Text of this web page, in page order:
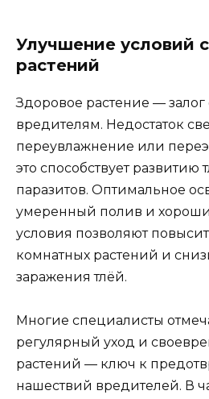
Улучшение условий
растений
Здоровое растение — залог
вредителям. Недостаток
переувлажнение или
это способствует развитию
паразитов. Оптимальное
умеренный полив и
условия позволяют
комнатных растений и
заражения тлёй.
Многие специалисты
регулярный уход и
растений — ключ к
нашествий вредителей. В